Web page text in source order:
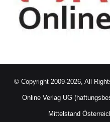
© Copyright 2009-2026, All
Online Verlag UG
Mittelstand